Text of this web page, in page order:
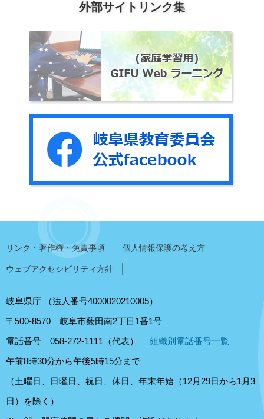
外部サイトリンク集
リンク・著作権・免責事項 個人情報保護の考え方
ウェブアクセシビリティ方針
岐阜県庁
（法人番号4000020210005）
〒500-8570
岐阜市薮田南2丁目1番1号
電話番号 058-272-1111（代表）
組織別電話番号一覧
午前8時30分から午後5時15分まで
（土曜日、日曜日、祝日、休日、年末年始（12月29日から1月3
日）を除く）